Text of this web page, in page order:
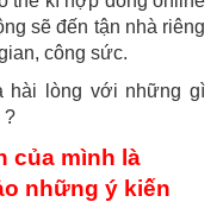
sẽ đến tận nhà riêng
công sức.
hài lòng với những gì
?
của mình là
những ý kiến